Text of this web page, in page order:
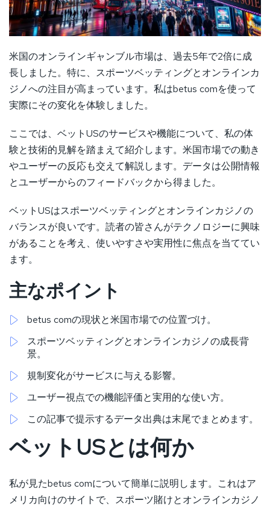
米国のオンラインギャンブル市場は、過去5年で2倍に成
長しました。特に、スポーツベッティングとオンラインカ
ジノへの注目が高まっています。私はbetus comを使って
実際にその変化を体験しました。
ここでは、ベットUSのサービスや機能について、私の体
験と技術的見解を踏まえて紹介します。米国市場での動き
やユーザーの反応も交えて解説します。データは公開情報
とユーザーからのフィードバックから得ました。
ベットUSはスポーツベッティングとオンラインカジノの
バランスが良いです。読者の皆さんがテクノロジーに興味
があることを考え、使いやすさや実用性に焦点を当ててい
ます。
主なポイント
betus comの現状と米国市場での位置づけ。
スポーツベッティングとオンラインカジノの成長背
景。
規制変化がサービスに与える影響。
ユーザー視点での機能評価と実用的な使い方。
この記事で提示するデータ出典は末尾でまとめます。
ベットUSとは何か
私が見たbetus comについて簡単に説明します。これはア
メリカ向けのサイトで、スポーツ賭けとオンラインカジノ